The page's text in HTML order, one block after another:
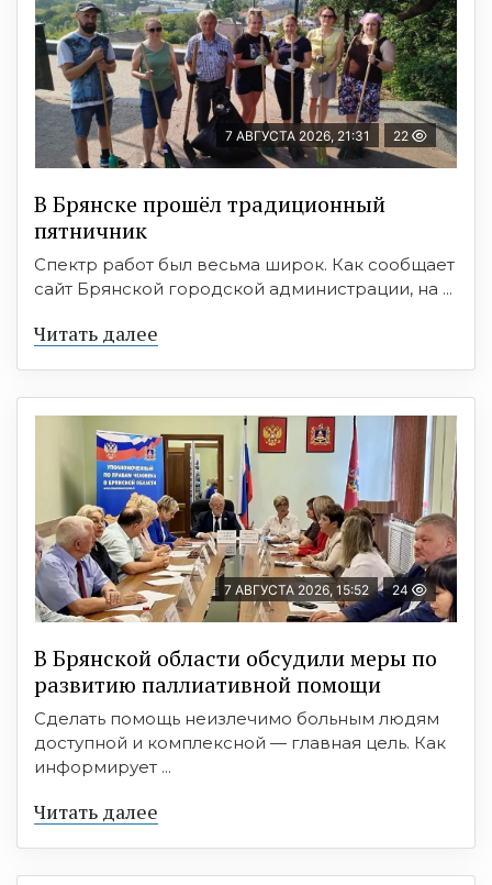
7 АВГУСТА 2026, 21:31 22
В Брянске прошёл традиционный
пятничник
Спектр работ был весьма широк. Как сообщает
сайт Брянской городской администрации, на ...
Читать далее
7 АВГУСТА 2026, 15:52 24
В Брянской области обсудили меры по
развитию паллиативной помощи
Сделать помощь неизлечимо больным людям
доступной и комплексной — главная цель. Как
информирует ...
Читать далее